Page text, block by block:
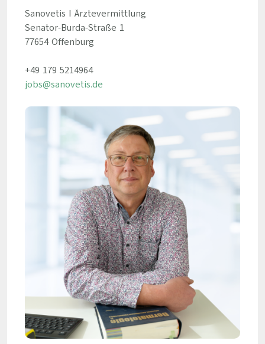
Sanovetis I Ärztevermittlung
Senator-Burda-Straße 1
77654 Offenburg
+49 179 5214964
jobs@sanovetis.de